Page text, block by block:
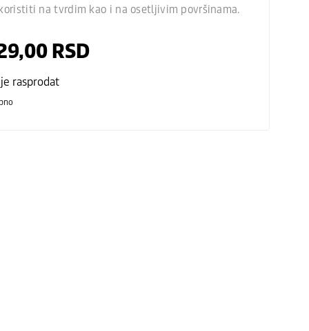
na tvrdim kao i na osetljivim površinama.
RSD
rasprodat